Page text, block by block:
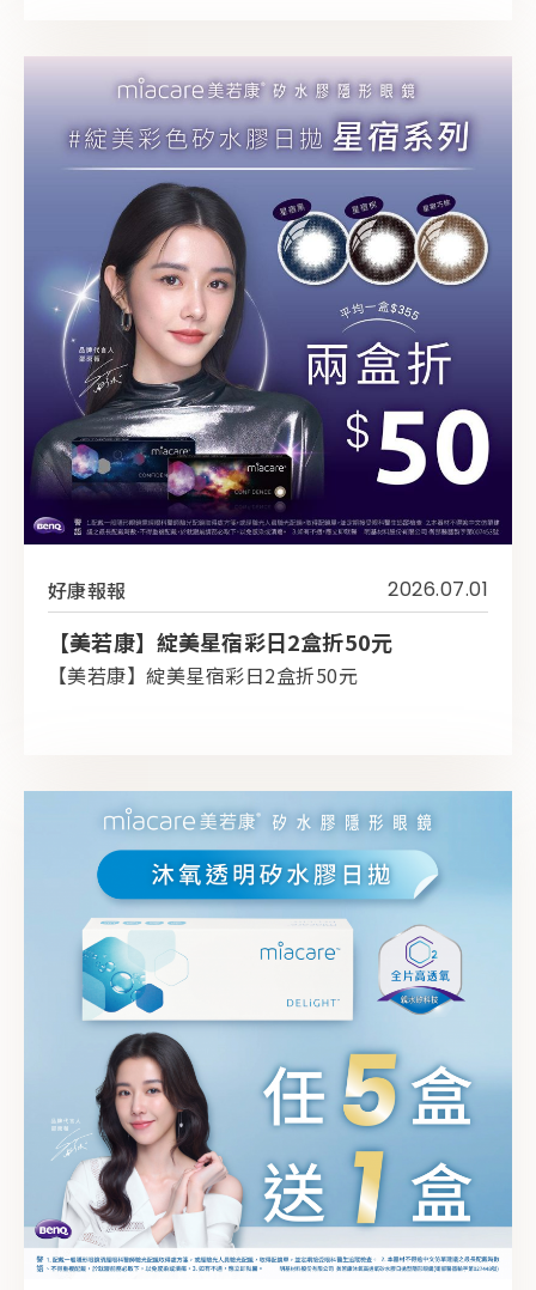
好康報報 2026.07.01
【美若康】綻美星宿彩日2盒折50元
【美若康】綻美星宿彩日2盒折50元